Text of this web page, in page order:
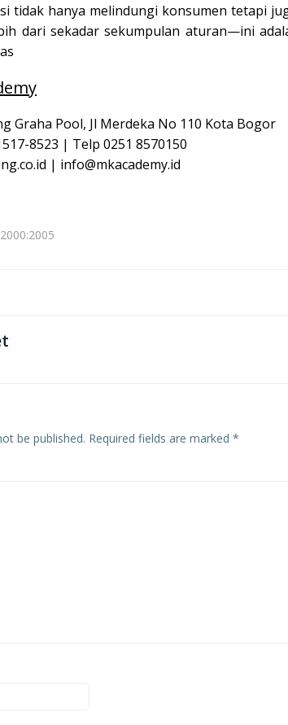
tidak hanya melindungi konsumen tetapi
dari sekadar sekumpulan aturan—ini
Graha Pool, Jl Merdeka No 110 Kota Bogor
8523 | Telp 0251 8570150
| info@mkacademy.id
be published. Required fields are marked *